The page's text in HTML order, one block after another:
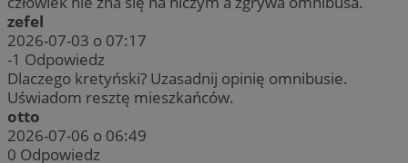
zefel
2026-07-03 o 07:17
-1 Odpowiedz
Dlaczego kretyński? Uzasadnij opinię omnibusie.
Uświadom resztę mieszkańców.
otto
2026-07-06 o 06:49
0 Odpowiedz